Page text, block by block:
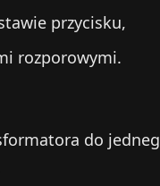
przycisku,
rozporowymi.
do